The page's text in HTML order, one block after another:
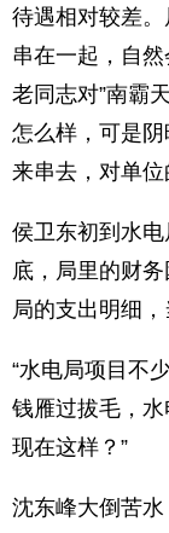
待遇相对较差
串在一起，自
老同志对”南霸
怎么样，可是
来串去，对单位
侯卫东初到水
底，局里的财
局的支出明细
“水电局项目不
钱雁过拔毛，
现在这样？”
沈东峰大倒苦